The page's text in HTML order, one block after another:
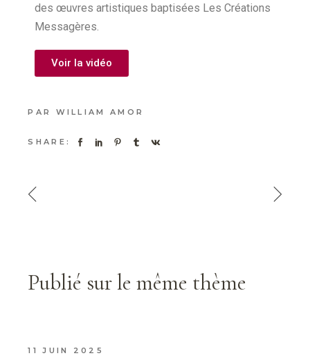
des œuvres artistiques baptisées Les Créations
Messagères.
Voir la vidéo
PAR WILLIAM AMOR
SHARE:
Publié sur le même thème
11 JUIN 2025